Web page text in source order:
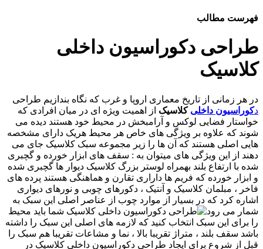
فهرست مطالب
طراحی دکوراسیون داخلی
کلاسیک
در هر زمانی از تاریخ معماری اروپا و غرب که نگاه بندازیم طراحی
دکوراسیون داخلی کلاسیک از اهمیت ویژه ای در میان افرادی که
خواستار فضایی لوکس و آرامبخش در محیط خود هستند دیده می
شوند که علاوه بر ویژگی های خاص هر محیط هریک دارای مشخصه
هایی اصلی هستند که آن ها را زیر مجموعه سبک کلاسیک جای می
دهند از این ویژگی های میتوان به : سقف های ابزار خورده و گچبری
شده با ارتفاع بلند بهمراه لوستر بزرگ کلاسیک دیوار ها گچبری شده
و ابزار خورده که فریم ها داراری تقارن و هماهنگی هستند پرده های
فاخر ، مبلمان کلاسیک و آنتیک ، دکورهای چوبی و نورهای دیواری
اشاره کرد که در بسیار از موارد چوب از عناصر اصلی این سبک به
شمار می رود
شما باید محیط
را برای این سبک انتخاب کنید که لازمه های اصلی این سبک را داشته
باشد سقف بلند ، متراژ تقریبا بالا ، نما و مشاعات تقریبا هم سبک را
قبل از شروع برای ایجاد طراحی دکوراسیون داخلی کلاسیک در